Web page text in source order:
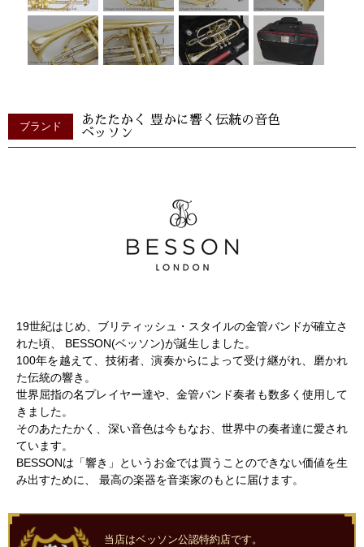
ブランド
あたたかく 豊かに響く伝統の音色
ベッソン
19世紀はじめ、ブリティッシュ・スタイルの金管バンドが確立さ
れた頃、 BESSON(ベッソン)が誕生しました。
100年を越えて、技術者、演奏からによって受け継がれ、磨かれ
た伝統の響き。
世界屈指の名プレイヤー達や、金管バンド奏者も数多く使用して
きました。
そのあたたかく、深い音色は今もなお、世界中の奏者達に愛され
ています。
BESSONは「響き」というお金では買うことのできない価値を生
み出すために、 最高の楽器を音楽家のもとに届けます。
当店はベッソン公認特約店です。